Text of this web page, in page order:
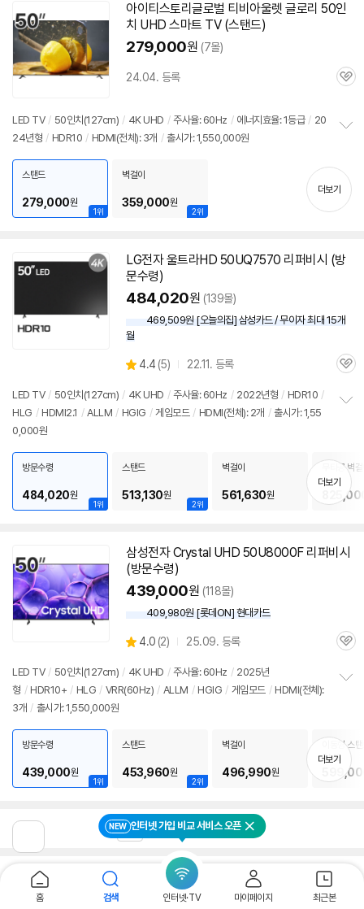
아이티스토리글로벌 티비 아울렛 글로리 50인
치 UHD 스마트 TV (스탠드)
279,000원 (7몰)
24.04. 등록
관
LED TV / 50인치 (127cm) / 4K UHD / 주사율: 60Hz / 에너지효율: 1등급 / 20
24년형 / HDR10 / HDMI(전체): 3개 / 출시가: 1,550,000원
치
기
1위
스탠드
279,000원
2위
벽걸이
359,000원
더보기
LG전자 울트라HD 50UQ7570 리퍼비시 (방
문수령)
484,020원 (139몰)
469,509원 [오늘의집] 삼성카드 / 무이자 최대 15개
월
별
점
4.4 (상
리
뷰
5) 22.11. 등록
관
LED TV / 50인치 (127cm) / 4K UHD / 주사율: 60Hz / 2022년형 / HDR10 /
HLG / HDMI2.1 / ALLM / HGIG / 게임모드 / HDMI(전체): 2개 / 출시가: 1,55
0,000원
치
기
1위
방문수령
484,020원
2위
스탠드
513,130원
벽걸이
561,630원
무타공 벽
더보기
삼성전자 Crystal UHD 50U8000F 리퍼비시
(방문수령)
439,000원 (118몰)
409,980원 [롯데ON] 현대카드
별
점
4.0 (상
리
뷰
2) 25.09. 등록
관
LED TV / 50인치 (127cm) / 4K UHD / 주사율: 60Hz / 2025년
형 / HDR10+ / HLG / VRR(60Hz) / ALLM / HGIG / 게임모드 / HDMI(전체):
3개 / 출시가: 1,550,000원
치
기
1위
방문수령
439,000원
2위
스탠드
453,960원
벽걸이
496,990원
이동형 스
5MS
더보기
1 2 3 4 5
'50인치티비' 검색결과 어떠셨나요?
아쉬워요
전
이
지
NEW 인터넷 가입 비교 서비스 오픈 닫기
홈 검색 인터넷·TV 마이페이지 최근본